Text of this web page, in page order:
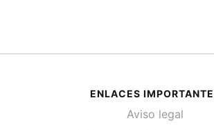
ENLACES
Aviso legal